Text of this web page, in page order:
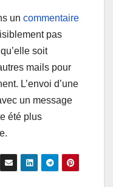
un commentaire
pas
soit
mails pour
L’envoi d’une
un message
été plus